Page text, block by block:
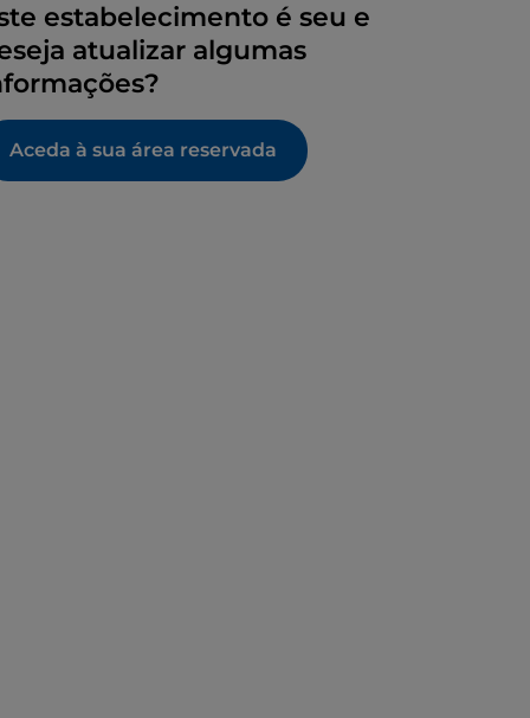
estabelecimento é seu e
atualizar algumas
Aceda à sua área reservada